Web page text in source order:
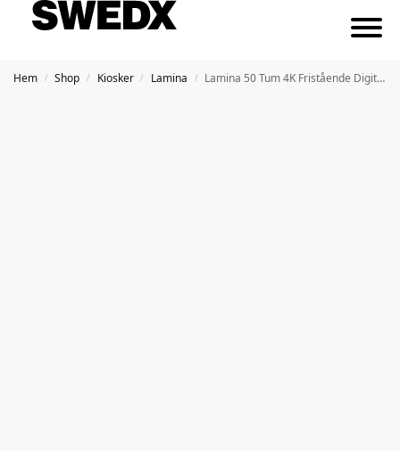
Hem / Shop / Kiosker / Lamina / Lamina 50 Tum 4K Fristående Digital Skärm